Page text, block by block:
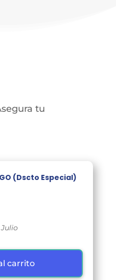
tu
(Dscto Especial)
carrito